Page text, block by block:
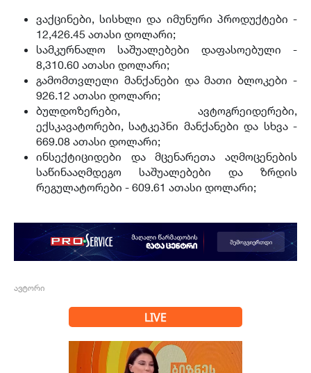
ვაქცინები, სისხლი და იმუნური პროდუქტები -
12,426.45 ათასი დოლარი;
სამკურნალო საშუალებები დაფასოებული -
8,310.60 ათასი დოლარი;
გამომთვლელი მანქანები და მათი ბლოკები -
926.12 ათასი დოლარი;
ბულდოზერები, ავტოგრეიდერები,
ექსკავატორები, სატკეპნი მანქანები და სხვა -
669.08 ათასი დოლარი;
ინსექტიციდები და მცენარეთა აღმოცენების
საწინააღმდეგო საშუალებები და ზრდის
რეგულატორები - 609.61 ათასი დოლარი;
ავტორი
LIVE